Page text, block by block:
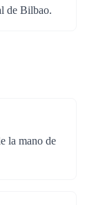
de Bilbao.
la mano de